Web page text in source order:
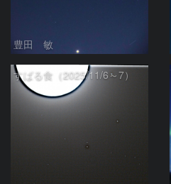
豊田 敏
すばる食（2025/11/6～7）